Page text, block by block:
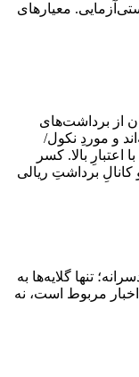
تا ۱۰ و وضعیت راستی‌آزمایی. معیارهای
از برداشت‌های
و موردِ نکول/
اعتبارِ بالا. کسر
برداشتِ ریالی
تنها گلایه‌ها به
سرورِ اخبار مربوط است، نه